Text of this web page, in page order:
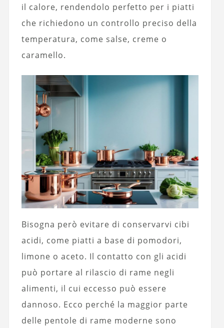
il calore, rendendolo perfetto per i piatti
che richiedono un controllo preciso della
temperatura, come salse, creme o
caramello.
Bisogna però evitare di conservarvi cibi
acidi, come piatti a base di pomodori,
limone o aceto. Il contatto con gli acidi
può portare al rilascio di rame negli
alimenti, il cui eccesso può essere
dannoso. Ecco perché la maggior parte
delle pentole di rame moderne sono